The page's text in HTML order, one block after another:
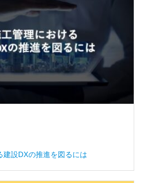
建設DXの推進を図るには